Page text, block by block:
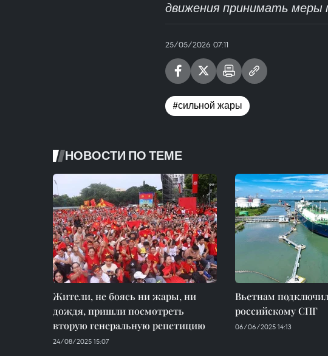
движения принимать меры
25/05/2026 07:11
#сильной жары
НОВОСТИ ПО ТЕМЕ
Жители, не боясь ни жары, ни
дождя, пришли посмотреть
вторую генеральную репетицию
24/08/2025 15:07
Вьетнам
российскому СПГ
06/06/2025 14:13